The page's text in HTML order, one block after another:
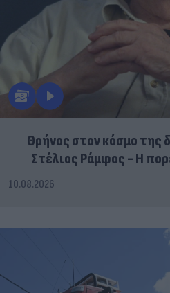
Θρήνος στον κόσμο της
Στέλιος Ράμφος - Η
10.08.2026